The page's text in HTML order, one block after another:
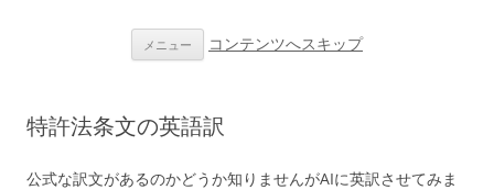
メニュー コンテンツへスキップ
特許法条文の英語訳
公式な訳文があるのかどうか知りませんがAIに英訳させてみま